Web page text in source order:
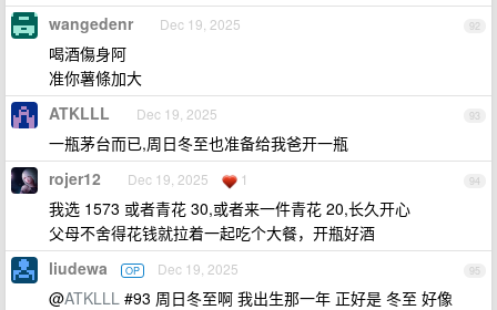
92
wangedenr Dec 19, 2025
喝酒傷身阿
准你薯條加大
93
ATKLLL Dec 19, 2025
一瓶茅台而已,周日冬至也准备给我爸开一瓶
94
rojer12 Dec 19, 2025 1
我选 1573 或者青花 30,或者来一件青花 20,长久开心
父母不舍得花钱就拉着一起吃个大餐，开瓶好酒
95
liudewa OP Dec 19, 2025
@ATKLLL #93 周日冬至啊 我出生那一年 正好是 冬至 好像